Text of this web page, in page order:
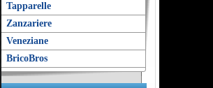
Tapparelle
Zanzariere
Veneziane
BricoBros